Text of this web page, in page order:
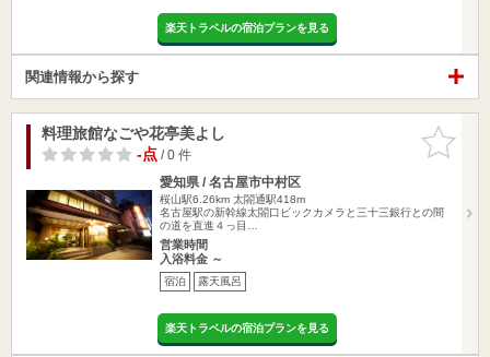
楽天トラベルの宿泊プランを見る
関連情報から探す
お気に入
りに追加
料理旅館なごや花亭美よし
-点/ 0 件
愛知県 / 名古屋市中村区
桜山駅6.26km 太閤通駅418m
名古屋駅の新幹線太閤口ビックカメラと三十三銀行との間
の道を直進４っ目…
営業時間
入浴料金 ～
宿泊 露天風呂
楽天トラベルの宿泊プランを見る